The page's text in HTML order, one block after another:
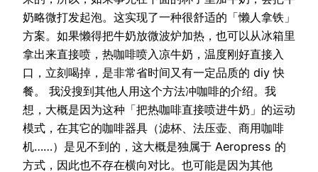
奶略微打发起泡。这实现了一种很舒适的「懒人拿铁」
方案。如果懒得把牛奶放微波炉加热，也可以从冰箱里
拿出来直接喷，热咖啡喷入凉牛奶，温度刚好直接入
口，立刻喝掉，是非常省时间又有一定品质的 diy 快
餐。 我没搜到其他人用这个方法冲咖啡的介绍。我
想，大概是因为这种「把热咖啡直接喷进牛奶」的运动
模式，在其它的咖啡器具（滤杯、法压壶、商用咖啡
机……）是见不到的，这大概是独属于 Aeropress 的
方式，因此也不存在横向对比。也可能是因为其他